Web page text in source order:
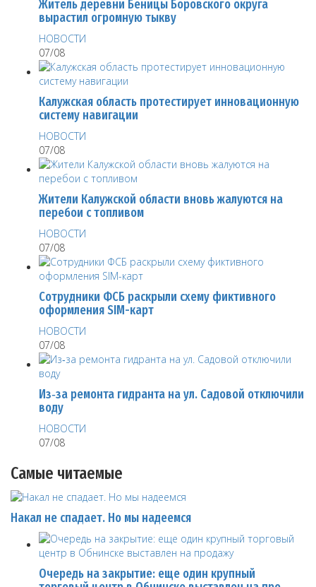
Житель деревни Беницы Боровского округа
вырастил огромную тыкву
НОВОСТИ
07/08
Калужская область протестирует инновационную
систему навигации
НОВОСТИ
07/08
Жители Калужской области вновь жалуются на
перебои с топливом
НОВОСТИ
07/08
Сотрудники ФСБ раскрыли схему фиктивного
оформления SIM-карт
НОВОСТИ
07/08
Из‑за ремонта гидранта на ул. Садовой отключили
воду
НОВОСТИ
07/08
Самые читаемые
Накал не спадает. Но мы надеемся
Очередь на закрытие: еще один крупный